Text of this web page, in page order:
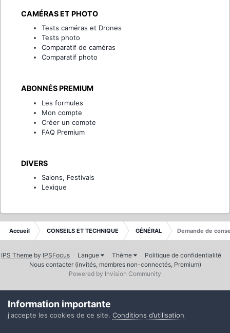
CAMÉRAS ET PHOTO
Tests caméras et Drones
Tests photo
Comparatif de caméras
Comparatif photo
ABONNÉS PREMIUM
Les formules
Mon compte
Créer un compte
FAQ Premium
DIVERS
Salons, Festivals
Lexique
Accueil CONSEILS ET TECHNIQUE GÉNÉRAL Demande de
IPS Theme by IPSFocus Langue Thème
Politique de confidentialité
Nous contacter (invités, membres non-connectés, Premium)
Powered by Invision Community
Information importante
j'accepte les cookies de ce site. Conditions d’utilisation